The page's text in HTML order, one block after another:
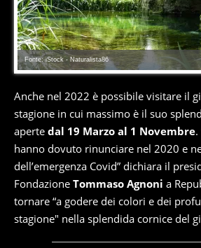
Fonte: iStock - Naturalista86
Anche nel 2022 è possibile visitare il
stagione in cui massimo è il suo
aperte dal 19 Marzo al 1 Novembre
hanno dovuto rinunciare nel 2020 e
dell’emergenza Covid” dichiara il
Fondazione Tommaso Agnoni a
tornare “a godere dei colori e dei
stagione" nella splendida cornice del